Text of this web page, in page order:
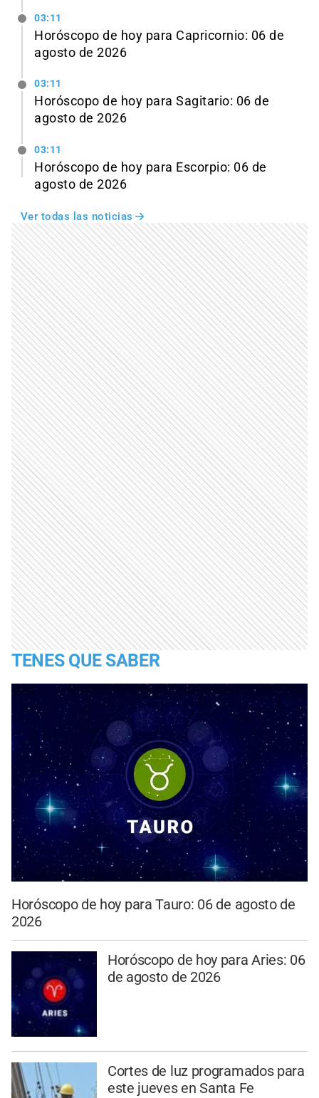
03:11
Horóscopo de hoy para Capricornio: 06 de
agosto de 2026
03:11
Horóscopo de hoy para Sagitario: 06 de
agosto de 2026
03:11
Horóscopo de hoy para Escorpio: 06 de
agosto de 2026
Ver todas las noticias
TENES QUE SABER
Horóscopo de hoy para Tauro: 06 de agosto de
2026
Horóscopo de hoy para Aries: 06
de agosto de 2026
Cortes de luz programados para
este jueves en Santa Fe